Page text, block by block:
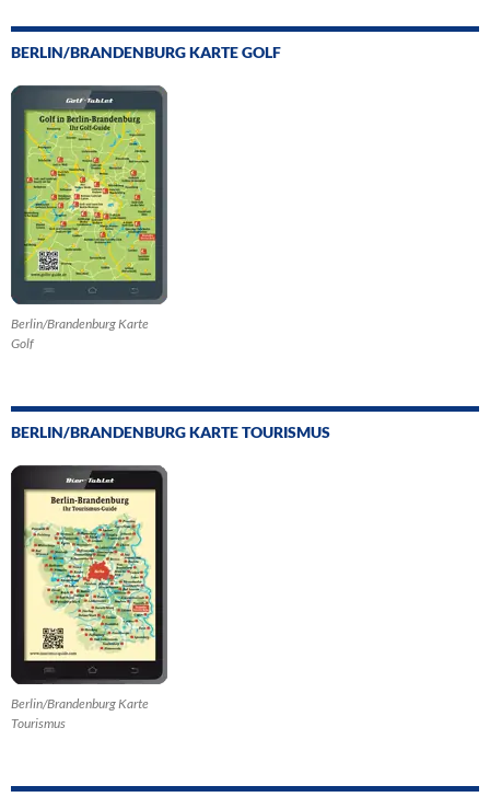
BERLIN/BRANDENBURG KARTE GOLF
Berlin/Brandenburg Karte
Golf
BERLIN/BRANDENBURG KARTE TOURISMUS
Berlin/Brandenburg Karte
Tourismus